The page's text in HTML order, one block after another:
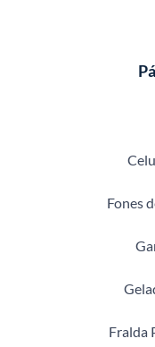
Fones
Fralda